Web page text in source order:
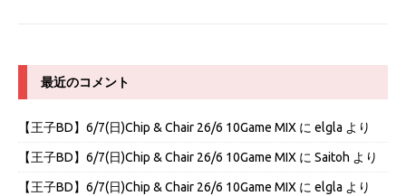
最近のコメント
【王子BD】6/7(日)Chip & Chair 26/6 10Game MIX に elgla より
【王子BD】6/7(日)Chip & Chair 26/6 10Game MIX に Saitoh より
【王子BD】6/7(日)Chip & Chair 26/6 10Game MIX に elgla より